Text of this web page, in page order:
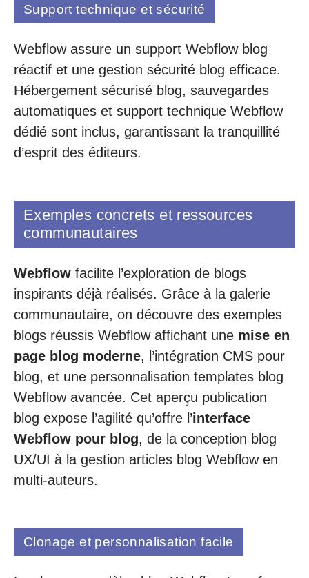
Support technique et sécurité
Webflow assure un support Webflow blog
réactif et une gestion sécurité blog efficace.
Hébergement sécurisé blog, sauvegardes
automatiques et support technique Webflow
dédié sont inclus, garantissant la tranquillité
d’esprit des éditeurs.
Exemples concrets et ressources
communautaires
Webflow facilite l’exploration de blogs
inspirants déjà réalisés. Grâce à la galerie
communautaire, on découvre des exemples
blogs réussis Webflow affichant une mise en
page blog moderne, l’intégration CMS pour
blog, et une personnalisation templates blog
Webflow avancée. Cet aperçu publication
blog expose l’agilité qu’offre l’interface
Webflow pour blog, de la conception blog
UX/UI à la gestion articles blog Webflow en
multi-auteurs.
Clonage et personnalisation facile